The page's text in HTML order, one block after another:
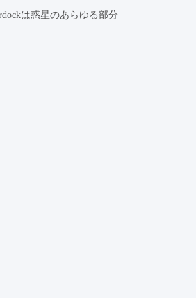
は惑星のあらゆる部分